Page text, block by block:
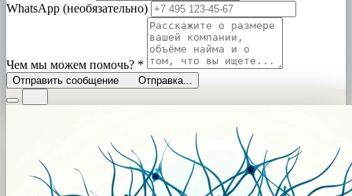
WhatsApp (необязательно)
Чем мы можем помочь? *
Отправить сообщение Отправка...